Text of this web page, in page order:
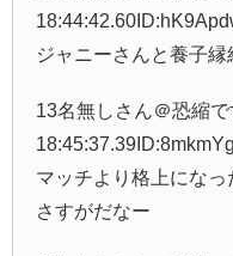
ジャニーさんと養子縁
13名無しさん＠恐縮
マッチより格上になっ
さすがだなー